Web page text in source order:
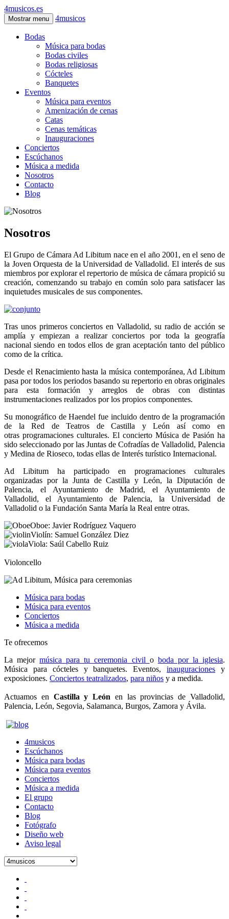
4musicos.es
Mostrar menu 4musicos
Bodas
Música para bodas
Bodas civiles
Bodas religiosas
Cócteles
Banquetes
Eventos
Música para eventos
Amenización de cenas
Catas
Cenas temáticas
Inauguraciones
Conciertos
Escúchanos
Música a medida
Nosotros
Contacto
Blog
Nosotros
El Grupo de Cámara Ad Libitum nace en el año 2001, en el seno de
la Joven Orquesta de la Universidad de Valladolid. El interés de sus
miembros por explorar el repertorio de música de cámara propició su
creación, comenzando su trabajo en común solo para satisfacer las
inquietudes musicales de sus componentes.
Tras unos primeros conciertos en Valladolid, su radio de acción se
amplía y empiezan a realizar conciertos por toda la geografía
nacional siendo en todos ellos de gran aceptación tanto del público
como de la crítica.
Desde el Renacimiento hasta la música contemporánea, Ad Libitum
pasa por todos los periodos basando su repertorio en obras originales
para esta formación y arreglos de obras con distintas
instrumentaciones realizados por los propios componentes.
Su monográfico de Haendel fue incluido dentro de la programación
de la Red de Teatros de Castilla y León así como en
otras programaciones culturales. El concierto Música de Pasión ha
sido seleccionado por las Juntas de Cofradías de Valladolid, Palencia
y Medina de Rioseco, todas ellas de Interés turístico Internacional.
Ad Libitum ha participado en programaciones culturales
organizadas por la Junta de Castilla y León, la Diputación de
Palencia, el Ayuntamiento de Madrid, el Ayuntamiento de
Valladolid, el Ayuntamiento de Palencia, la Universidad de
Valladolid o la Fundación Santa María la Real entre otras.
Oboe: Javier Rodríguez Vaquero
Violín: Samuel González Diez
Viola: Saúl Cabello Ruiz
Violoncello
Música para bodas
Música para eventos
Conciertos
Música a medida
Te ofrecemos
La mejormúsica para tu ceremonia civil o boda por la iglesia.
Música para cócteles y banquetes. Eventos,inauguraciones y
exposiciones. Conciertos teatralizados, para niños y a medida.
Actuamos en Castilla y León en las provincias de Valladolid,
Palencia, León, Segovia, Salamanca, Burgos, Zamora y Ávila.
4musicos
Escúchanos
Música para bodas
Música para eventos
Conciertos
Música a medida
El grupo
Contacto
Blog
Fotógrafo
Diseño web
Aviso legal